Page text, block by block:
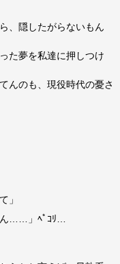
、隠したがらないもん
た夢を私達に押しつけ
んのも、現役時代の憂さ
」
……」ﾍﾟｺﾘ…